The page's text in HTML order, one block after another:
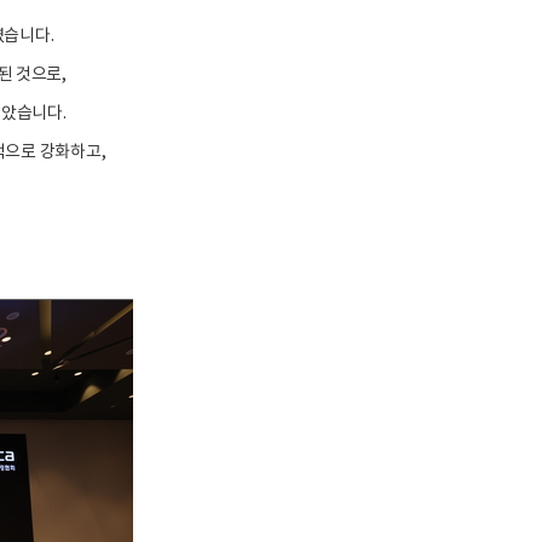
니다.
것으로,
습니다.
으로 강화하고,